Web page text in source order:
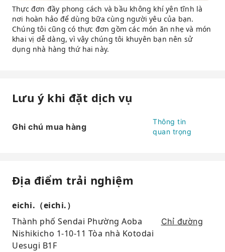
Thực đơn đầy phong cách và bầu không khí yên tĩnh là
nơi hoàn hảo để dùng bữa cùng người yêu của bạn.
Chúng tôi cũng có thực đơn gồm các món ăn nhẹ và món
khai vị dễ dàng, vì vậy chúng tôi khuyên bạn nên sử
dụng nhà hàng thứ hai này.
Lưu ý khi đặt dịch vụ
Ghi chú mua hàng
Thông tin
quan trọng
Địa điểm trải nghiệm
eichi.（eichi.）
Thành phố Sendai Phường Aoba
Nishikicho 1-10-11 Tòa nhà Kotodai
Uesugi B1F
Chỉ đường